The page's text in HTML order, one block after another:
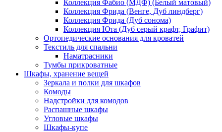
Коллекция Фабио (МДФ) (Белый матовый)
Коллекция Фрида (Венге, Дуб линдберг)
Коллекция Фрида (Дуб сонома)
Коллекция Юта (Дуб серый крафт, Графит)
Ортопедические основания для кроватей
Текстиль для спальни
Наматрасники
Тумбы прикроватные
Шкафы, хранение вещей
Зеркала и полки для шкафов
Комоды
Надстройки для комодов
Распашные шкафы
Угловые шкафы
Шкафы-купе